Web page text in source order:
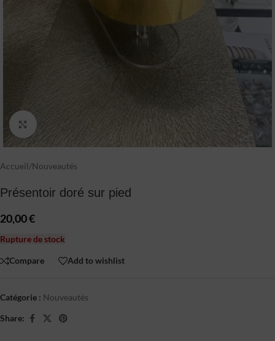
Click to enlarge
Accueil/Nouveautés
Présentoir doré sur pied
20,00€
Rupture de stock
Compare Add to wishlist
Catégorie : Nouveautés
Share: